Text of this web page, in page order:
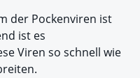
der Pockenviren ist
ist es
Viren so schnell wie